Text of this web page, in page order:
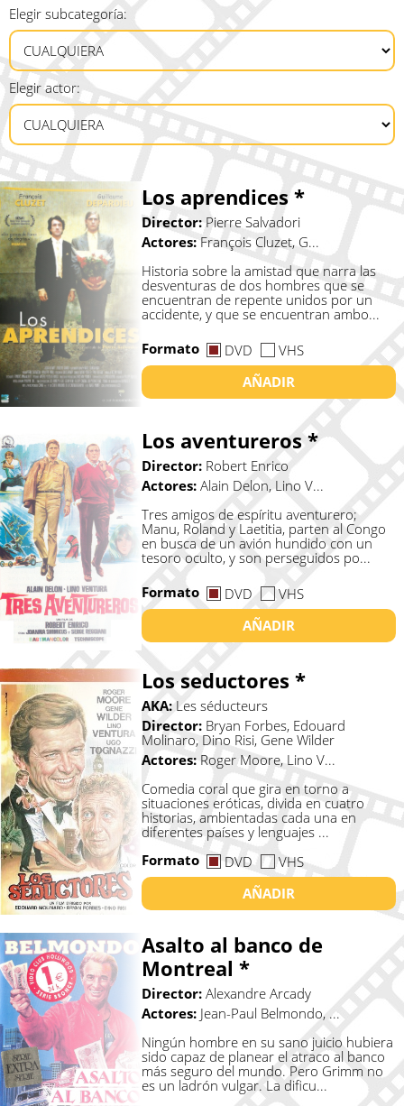
Elegir subcategoría:
Elegir actor:
Los aprendices *
Director: Pierre Salvadori
Actores: François Cluzet, G...
Historia sobre la amistad que narra las
desventuras de dos hombres que se
encuentran de repente unidos por un
accidente, y que se encuentran ambo...
Formato
DVD
VHS
AÑADIR
Los aventureros *
Director: Robert Enrico
Actores: Alain Delon, Lino V...
Tres amigos de espíritu aventurero;
Manu, Roland y Laetitia, parten al Congo
en busca de un avión hundido con un
tesoro oculto, y son perseguidos po...
Formato
DVD
VHS
AÑADIR
Los seductores *
AKA:Les séducteurs
Director: Bryan Forbes, Edouard
Molinaro, Dino Risi, Gene Wilder
Actores: Roger Moore, Lino V...
Comedia coral que gira en torno a
situaciones eróticas, divida en cuatro
historias, ambientadas cada una en
diferentes países y lenguajes ...
Formato
DVD
VHS
AÑADIR
Asalto al banco de
Montreal *
Director: Alexandre Arcady
Actores: Jean-Paul Belmondo, ...
Ningún hombre en su sano juicio hubiera
sido capaz de planear el atraco al banco
más seguro del mundo. Pero Grimm no
es un ladrón vulgar. La dificu...